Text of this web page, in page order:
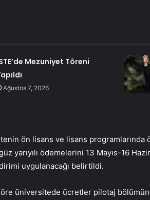
Mezuniyet Töreni
Ağustos 7, 2026
ön lisans ve lisans
yarıyılı ödemelerini 13 Mayıs-16
uygulanacağı belirtildi.
üniversitede ücretler pilotaj